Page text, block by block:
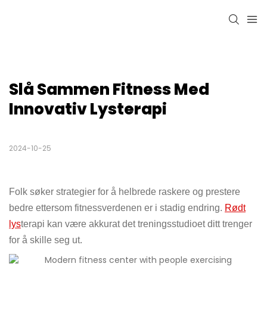
Slå Sammen Fitness Med
Innovativ Lysterapi
2024-10-25
Folk søker strategier for å helbrede raskere og prestere
bedre ettersom fitnessverdenen er i stadig endring. Rødt
lysterapi kan være akkurat det treningsstudioet ditt trenger
for å skille seg ut.